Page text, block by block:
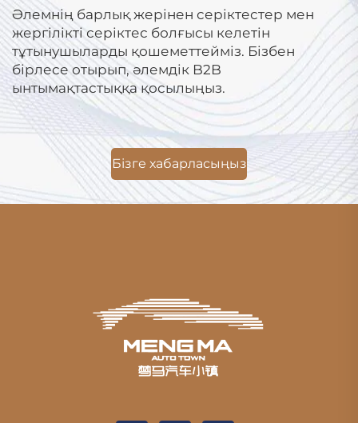
Әлемнің барлық жерінен серіктестер мен
жергілікті серіктес болғысы келетін
тұтынушыларды қошеметтейміз. Бізбен
бірлесе отырып, әлемдік B2B
ынтымақтастыққа қосылыңыз.
Бізге хабарласыңыз